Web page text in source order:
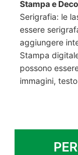
Stampa e
Serigrafia: le
essere
aggiungere
Stampa
possono
immagini,